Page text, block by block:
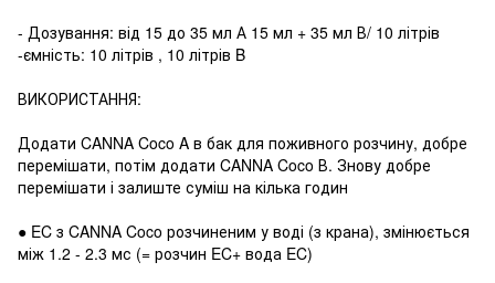
- Дозування: від 15 до 35 мл А 15 мл + 35 мл В/ 10 літрів
-ємність: 10 літрів , 10 літрів B
ВИКОРИСТАННЯ:
Додати CANNA Coco A в бак для поживного розчину, добре
перемішати, потім додати CANNA Coco В. Знову добре
перемішати і залиште суміш на кілька годин
● EC з CANNA Coco розчиненим у воді (з крана), змінюється
між 1.2 - 2.3 мс (= розчин EC+ вода EC)